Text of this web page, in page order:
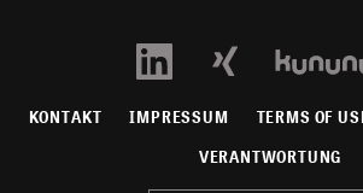
KONTAKT IMPRESSUM TERMS OF
VERANTWORTUNG